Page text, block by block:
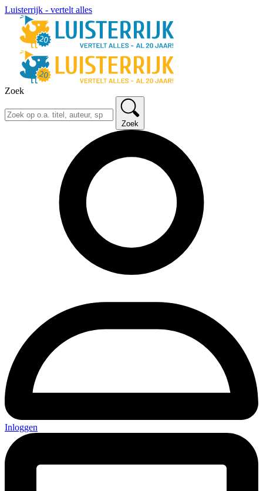
Luisterrijk - vertelt alles
Zoek
Zoek
Inloggen